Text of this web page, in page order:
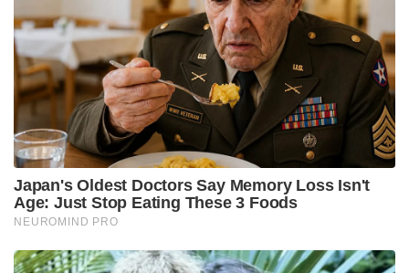
ബാബുവിന്റെ കുടുംബാംഗങ്ങൾ അടക്കം 82 പേരുടെ
മൊഴി പോലീസ് രേഖപ്പെടുത്തി. ഇതിന്റെയെല്ലാം
അടിസ്ഥാനത്തിലാണ് കുറ്റപത്രം
തയ്യാറാക്കിയിരിക്കുന്നത്. കഴിഞ്ഞ വർഷം ഒക്ടോബർ
14 ന് ആയിരുന്നു എഡിഎം നവീൻ ബാബു മരിച്ചത്.
Tags: pp divya adm naveen babu